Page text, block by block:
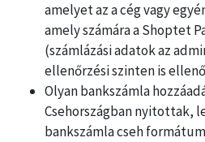
amelyet az a cég vagy
amely számára a Shoptet
(számlázási adatok az
ellenőrzési szinten is
Olyan bankszámla
Csehországban nyitottak,
bankszámla cseh